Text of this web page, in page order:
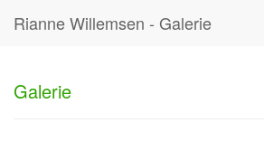
Rianne Willemsen - Galerie
Galerie